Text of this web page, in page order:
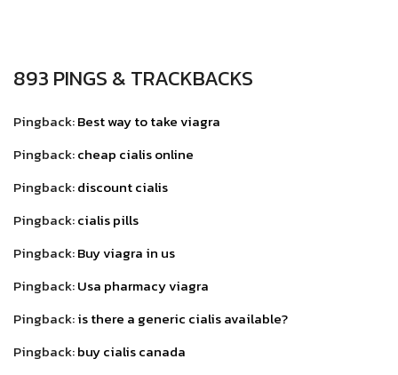
893 PINGS & TRACKBACKS
Pingback:Best way to take viagra
Pingback:cheap cialis online
Pingback:discount cialis
Pingback:cialis pills
Pingback:Buy viagra in us
Pingback:Usa pharmacy viagra
Pingback:is there a generic cialis available?
Pingback:buy cialis canada